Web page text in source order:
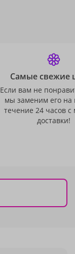
Самые свежие
Если вам не
мы заменим его на
течение 24 часов с
доставки!